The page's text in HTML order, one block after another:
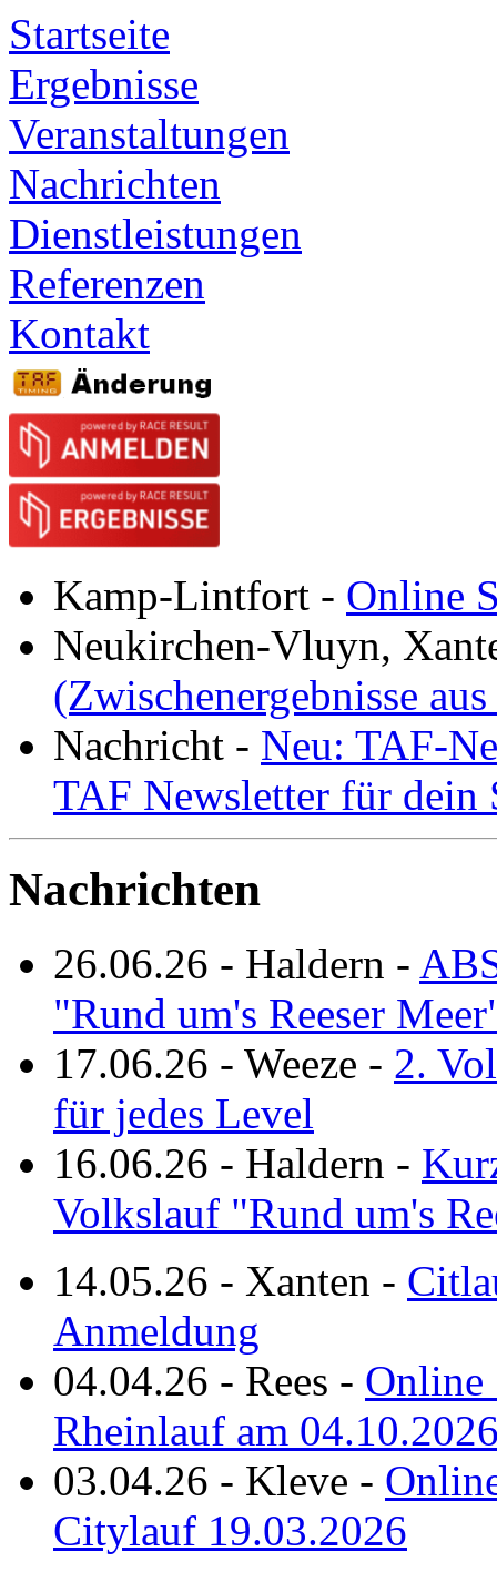
Startseite
Ergebnisse
Veranstaltungen
Nachrichten
Dienstleistungen
Referenzen
Kontakt
Kamp-Lintfort - Online
Neukirchen-Vluyn,
(Zwischenergebnisse
Nachricht - Neu: TAF-
TAF Newsletter für dein
Nachrichten
26.06.26 - Haldern -
"Rund um's Reeser
17.06.26 - Weeze - 2.
für jedes Level
16.06.26 - Haldern -
Volkslauf "Rund um's
14.05.26 - Xanten -
Anmeldung
04.04.26 - Rees - Online
Rheinlauf am
03.04.26 - Kleve -
Citylauf 19.03.2026